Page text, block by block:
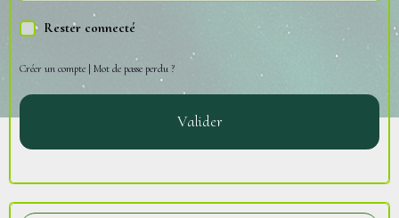
Rester connecté
Créer un compte | Mot de passe perdu ?
Valider